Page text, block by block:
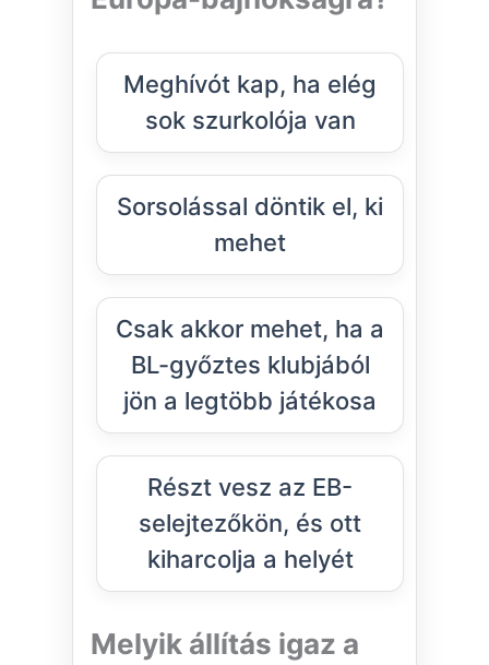
Meghívót kap, ha elég
sok szurkolója van
Sorsolással döntik el, ki
mehet
Csak akkor mehet, ha a
BL-győztes klubjából
jön a legtöbb játékosa
Részt vesz az EB-
selejtezőkön, és ott
kiharcolja a helyét
Melyik állítás igaz a